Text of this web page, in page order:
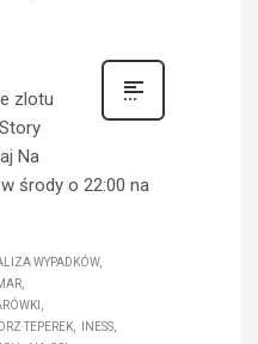
zlotu
Na
środy o 22:00 na
WYPADKÓW
TEPEREK
INESS